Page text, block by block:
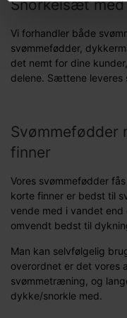
Snorkelsæt
Vi forhandler både
svømmefødder,
det nemt for dine
delene. Sættene
Svømmefødder
finner
Vores svømmefødder
korte finner er bedst til
vende med i vandet end
omvendt bedst til
Man kan selvfølgelig
overordnet er det vores
svømmetræning, og
dykke/snorkle med.